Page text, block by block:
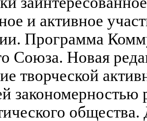
и активное
Программа
Союза. Новая
творческой
закономерностью